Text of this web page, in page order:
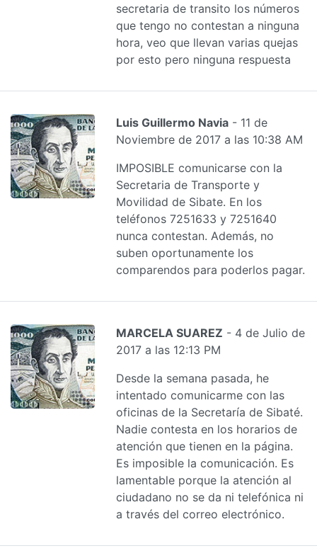
secretaria de transito los números
que tengo no contestan a ninguna
hora, veo que llevan varias quejas
por esto pero ninguna respuesta
Luis Guillermo Navia - 11 de
Noviembre de 2017 a las 10:38 AM
IMPOSIBLE comunicarse con la
Secretaria de Transporte y
Movilidad de Sibate. En los
teléfonos 7251633 y 7251640
nunca contestan. Además, no
suben oportunamente los
comparendos para poderlos pagar.
MARCELA SUAREZ - 4 de Julio de
2017 a las 12:13 PM
Desde la semana pasada, he
intentado comunicarme con las
oficinas de la Secretaría de Sibaté.
Nadie contesta en los horarios de
atención que tienen en la página.
Es imposible la comunicación. Es
lamentable porque la atención al
ciudadano no se da ni telefónica ni
a través del correo electrónico.